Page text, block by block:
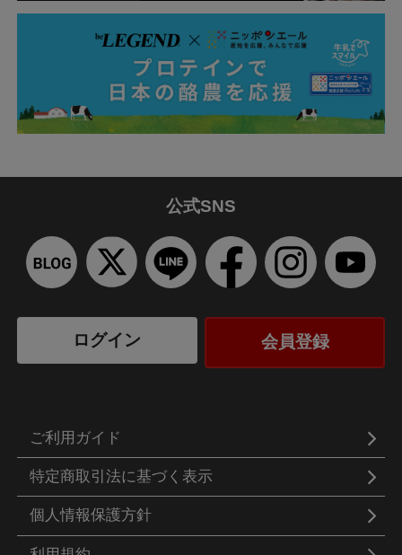
公式SNS
ログイン 会員登録
ご利用ガイド
特定商取引法に基づく表示
個人情報保護方針